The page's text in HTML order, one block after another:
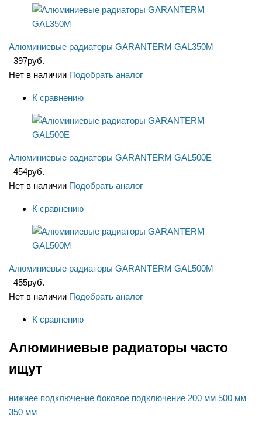
Алюминиевые радиаторы GARANTERM GAL350M
397руб.
Нет в наличии Подобрать аналог
К сравнению
Алюминиевые радиаторы GARANTERM GAL500E
454руб.
Нет в наличии Подобрать аналог
К сравнению
Алюминиевые радиаторы GARANTERM GAL500M
455руб.
Нет в наличии Подобрать аналог
К сравнению
Алюминиевые радиаторы часто
ищут
нижнее подключение боковое подключение 200 мм 500 мм
350 мм